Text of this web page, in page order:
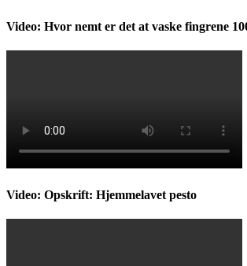
Video: Hvor nemt er det at vaske fingrene
Video: Opskrift: Hjemmelavet pesto